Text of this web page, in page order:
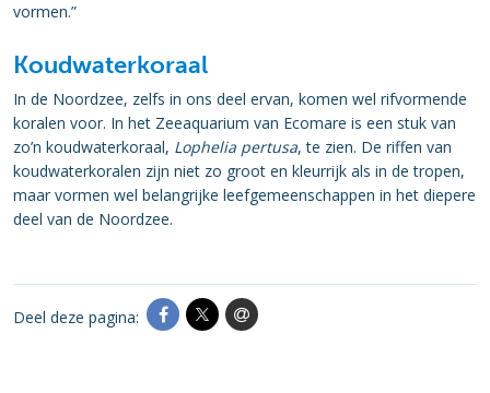
vormen.”
Koudwaterkoraal
In de Noordzee, zelfs in ons deel ervan, komen wel rifvormende
koralen voor. In het Zeeaquarium van Ecomare is een stuk van
zo’n koudwaterkoraal, Lophelia pertusa, te zien. De riffen van
koudwaterkoralen zijn niet zo groot en kleurrijk als in de tropen,
maar vormen wel belangrijke leefgemeenschappen in het diepere
deel van de Noordzee.
Deel deze pagina: